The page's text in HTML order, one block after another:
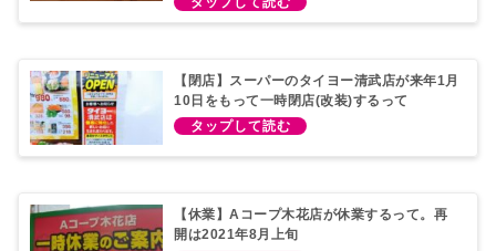
【閉店】スーパーのタイヨー清武店が来年1月
10日をもって一時閉店(改装)するって
【休業】Aコープ木花店が休業するって。再
開は2021年8月上旬